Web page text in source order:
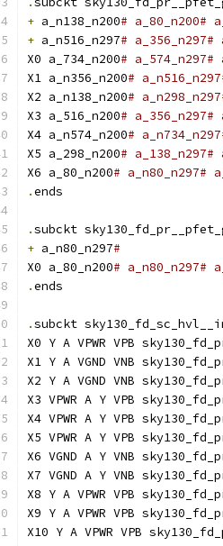
+ a_n138_n200# a_80_n200#
+ a_n516_n297# a_356_n297#
X0 a_734_n200# a_574_n297#
X1 a_n356_n200#
X2 a_n138_n200#
X3 a_516_n200# a_356_n297#
X4 a_n574_n200#
X5 a_298_n200# a_138_n297#
X6 a_80_n200# a_n80_n297#
.ends
.subckt
+ a_n80_n297#
X0 a_80_n200# a_n80_n297#
.ends
.subckt
X0 Y A VPWR VPB
X1 Y A VGND VNB
X2 Y A VGND VNB
X3 VPWR A Y VPB
X4 VPWR A Y VPB
X5 VPWR A Y VPB
X6 VGND A Y VNB
X7 VGND A Y VNB
X8 Y A VPWR VPB
X9 Y A VPWR VPB
X10 Y A VPWR VPB